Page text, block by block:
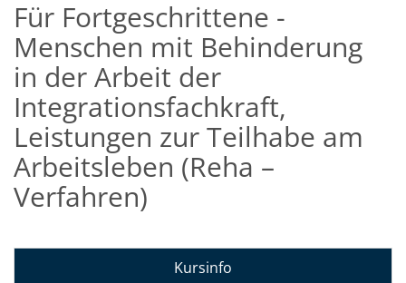
Für Fortgeschrittene -
Menschen mit Behinderung
in der Arbeit der
Integrationsfachkraft,
Leistungen zur Teilhabe am
Arbeitsleben (Reha –
Verfahren)
Kursinfo